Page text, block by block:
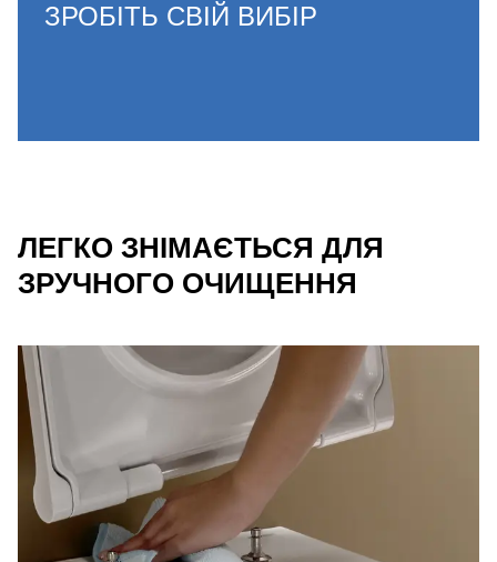
ЗРОБІТЬ СВІЙ ВИБІР
ЛЕГКО ЗНІМАЄТЬСЯ ДЛЯ
ЗРУЧНОГО ОЧИЩЕННЯ